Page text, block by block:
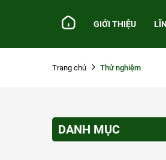
GIỚI THIỆU
Trang chủ Thử nghiệm
DANH MỤC